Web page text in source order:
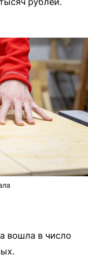
вошла в число